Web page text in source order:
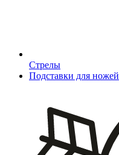
Стрелы
Подставки для ножей